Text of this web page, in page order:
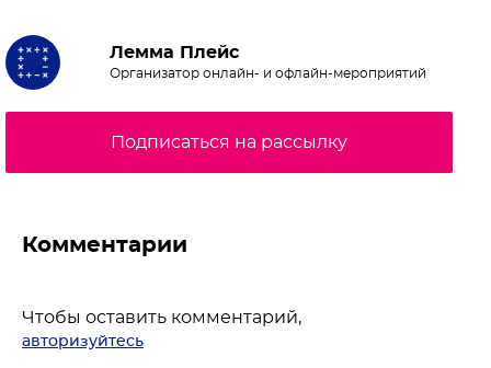
Лемма Плейс
Организатор онлайн- и офлайн-мероприятий
Подписаться на рассылку
Комментарии
Чтобы оставить комментарий,
авторизуйтесь